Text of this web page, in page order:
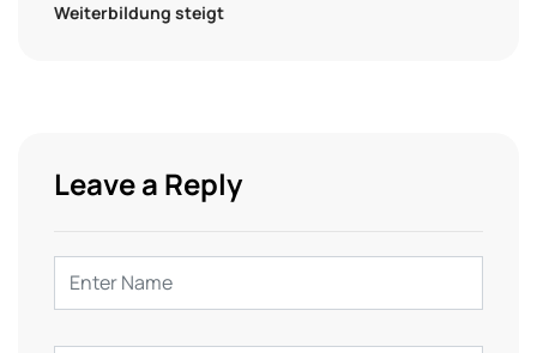
Weiterbildung steigt
Leave a Reply